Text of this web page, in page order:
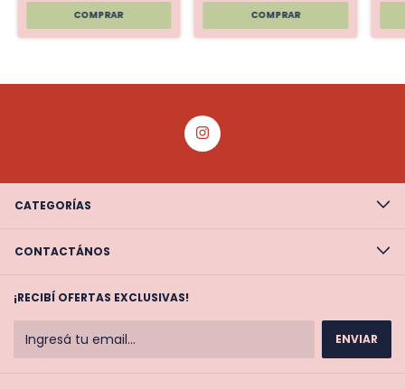
CATEGORÍAS
CONTACTÁNOS
¡RECIBÍ OFERTAS EXCLUSIVAS!